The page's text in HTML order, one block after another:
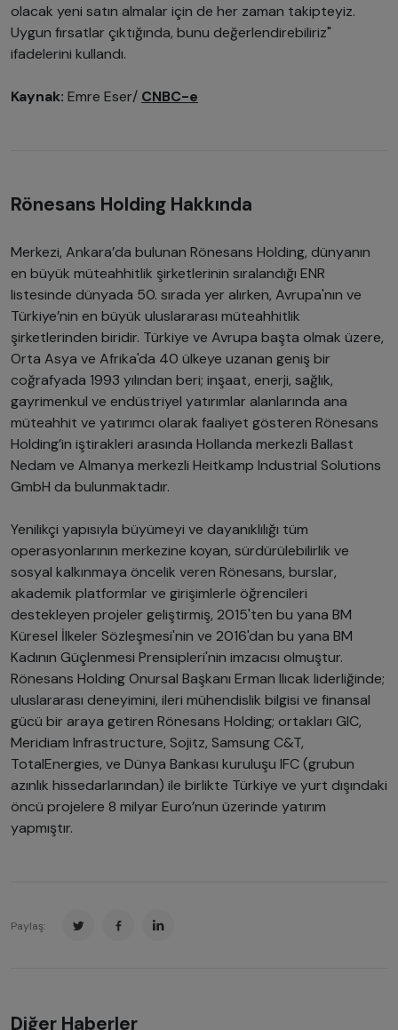
olacak yeni satın almalar için de her zaman takipteyiz.
Uygun fırsatlar çıktığında, bunu değerlendirebiliriz"
ifadelerini kullandı.
Kaynak: Emre Eser/ CNBC-e
Rönesans Holding Hakkında
Merkezi, Ankara’da bulunan Rönesans Holding, dünyanın
en büyük müteahhitlik şirketlerinin sıralandığı ENR
listesinde dünyada 50. sırada yer alırken, Avrupa'nın ve
Türkiye’nin en büyük uluslararası müteahhitlik
şirketlerinden biridir. Türkiye ve Avrupa başta olmak üzere,
Orta Asya ve Afrika'da 40 ülkeye uzanan geniş bir
coğrafyada 1993 yılından beri; inşaat, enerji, sağlık,
gayrimenkul ve endüstriyel yatırımlar alanlarında ana
müteahhit ve yatırımcı olarak faaliyet gösteren Rönesans
Holding’in iştirakleri arasında Hollanda merkezli Ballast
Nedam ve Almanya merkezli Heitkamp Industrial Solutions
GmbH da bulunmaktadır.
Yenilikçi yapısıyla büyümeyi ve dayanıklılığı tüm
operasyonlarının merkezine koyan, sürdürülebilirlik ve
sosyal kalkınmaya öncelik veren Rönesans, burslar,
akademik platformlar ve girişimlerle öğrencileri
destekleyen projeler geliştirmiş, 2015'ten bu yana BM
Küresel İlkeler Sözleşmesi'nin ve 2016'dan bu yana BM
Kadının Güçlenmesi Prensipleri'nin imzacısı olmuştur.
Rönesans Holding Onursal Başkanı Erman Ilıcak liderliğinde;
uluslararası deneyimini, ileri mühendislik bilgisi ve finansal
gücü bir araya getiren Rönesans Holding; ortakları GIC,
Meridiam Infrastructure, Sojitz, Samsung C&T,
TotalEnergies, ve Dünya Bankası kuruluşu IFC (grubun
azınlık hissedarlarından) ile birlikte Türkiye ve yurt dışındaki
öncü projelere 8 milyar Euro’nun üzerinde yatırım
yapmıştır.
Paylaş:
Diğer Haberler